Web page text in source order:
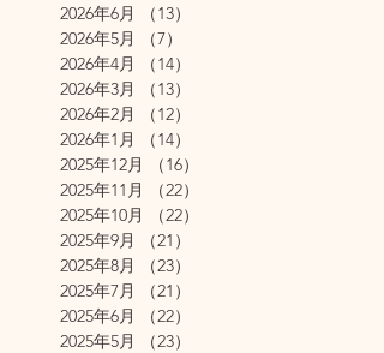
2026年6月
（13）
2026年5月
（7）
2026年4月
（14）
2026年3月
（13）
2026年2月
（12）
2026年1月
（14）
2025年12月
（16）
2025年11月
（22）
2025年10月
（22）
2025年9月
（21）
2025年8月
（23）
2025年7月
（21）
2025年6月
（22）
2025年5月
（23）